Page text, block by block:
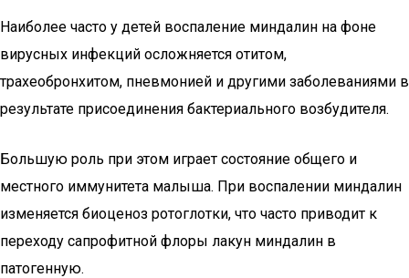
Наиболее часто у детей воспаление миндалин на фоне
вирусных инфекций осложняется отитом,
трахеобронхитом, пневмонией и другими заболеваниями в
результате присоединения бактериального возбудителя.
Большую роль при этом играет состояние общего и
местного иммунитета малыша. При воспалении миндалин
изменяется биоценоз ротоглотки, что часто приводит к
переходу сапрофитной флоры лакун миндалин в
патогенную.